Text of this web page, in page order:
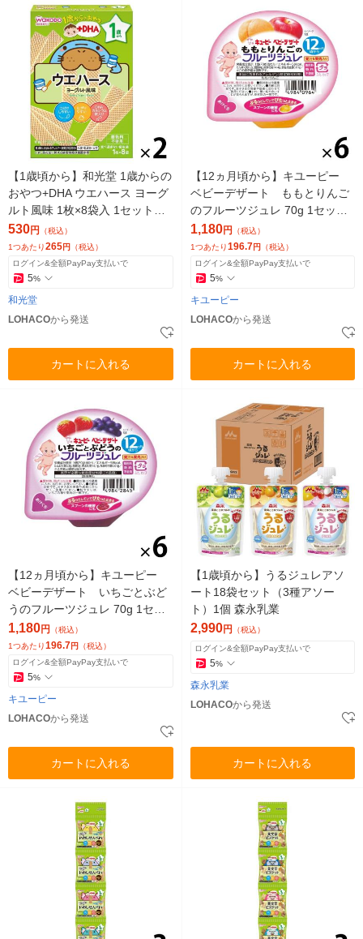
【1歳頃から】和光堂 1歳からの
おやつ+DHA ウエハース ヨーグ
ルト風味 1枚×8袋入 1セット（1
個×2） アサヒグループ食品
530円
（税込）
1つあたり265円 （税込）
ログイン&全額PayPay支払いで
5%
和光堂
LOHACOから発送
カートに入れる
【12ヵ月頃から】キユーピー
ベビーデザート ももとりんご
のフルーツジュレ 70g 1セット
（1個×6） ベビーフード 離乳
食
1,180円
（税込）
1つあたり196.7 円 （税込）
ログイン&全額PayPay支払いで
5%
キユーピー
LOHACOから発送
カートに入れる
【12ヵ月頃から】キユーピー
ベビーデザート いちごとぶど
うのフルーツジュレ 70g 1セッ
ト（1個×6） ベビーフード 離
乳食
1,180円 （税込）
1つあたり196.7円 （税込）
ログイン&全額PayPay支払いで
5%
キユーピー
LOHACOから発送
カートに入れる
【1歳頃から】うるジュレアソ
ート18袋セット（3種アソー
ト）1個 森永乳業
2,990円 （税込）
ログイン&全額PayPay支払いで
5%
森永乳業
LOHACOから発送
カートに入れる